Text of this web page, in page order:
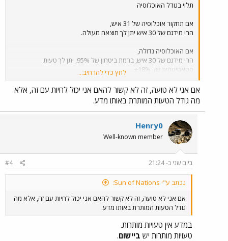
תלוי בגודל האוכלוסיה
אם תחקור אוכלוסיה של 31 איש,
הרי מידגם של 30 איש יתן לך תוצאה מעולה.
אם האוכלוסיה גדולה,
הרי מידגם של 30 איש, ברמת ביטחון של 95%, יתן לך טעות
סטאטיסטית של ±18%.
אם אתה יכול לחיות עם זה, אז זה OK.
לחץ כדי להרחיב...
אם אני לא טועה, זה לא קשור להאם אני יכול לחיות עם זה, אלא
מה גודל הטעות המותרת באותו מדע.
Henry0
Well-known member
ביום שני ב- 21:24 #4
נכתב ע"י Sun of Nations:
אם אני לא טועה, זה לא קשור להאם אני יכול לחיות עם זה, אלא מה
גודל הטעות המותרת באותו מדע.
במדע אין טעויות מותרות.
טעויות מותרות יש ביישום.